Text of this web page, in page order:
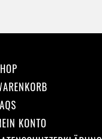
KONTO